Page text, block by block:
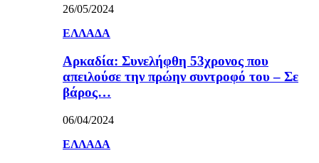
26/05/2024
ΕΛΛΑΔΑ
Αρκαδία: Συνελήφθη 53χρονος που
απειλούσε την πρώην συντροφό του – Σε
βάρος…
06/04/2024
ΕΛΛΑΔΑ